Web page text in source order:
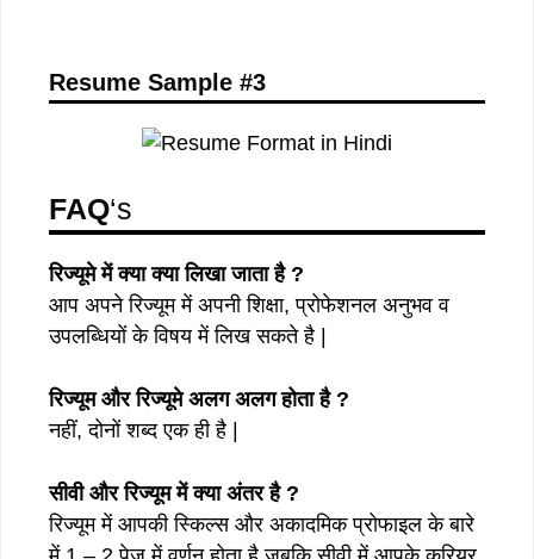
Resume Sample #3
FAQ‘s
रिज्यूमे में क्या क्या लिखा जाता है ?
आप अपने रिज्यूम में अपनी शिक्षा, प्रोफेशनल अनुभव व
उपलब्धियों के विषय में लिख सकते है |
रिज्यूम और रिज्यूमे अलग अलग होता है ?
नहीं, दोनों शब्द एक ही है |
सीवी और रिज्यूम में क्या अंतर है ?
रिज्यूम में आपकी स्किल्स और अकादमिक प्रोफाइल के बारे